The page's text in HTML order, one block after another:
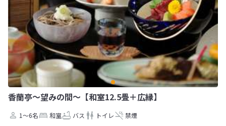
香蘭亭〜望みの間〜【和室12.5畳＋広縁】
1～6名 和室 バス トイレ 禁煙